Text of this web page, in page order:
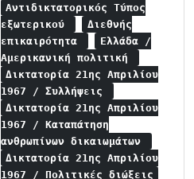
Αντιδικτατορικός Τύπος
εξωτερικού
Διεθνής
επικαιρότητα
Ελλάδα /
Αμερικανική πολιτική
Δικτατορία 21ης Απριλίου
1967 / Συλλήψεις
Δικτατορία 21ης Απριλίου
1967 / Καταπάτηση
ανθρωπίνων δικαιωμάτων
Δικτατορία 21ης Απριλίου
1967 / Πολιτικές διώξεις